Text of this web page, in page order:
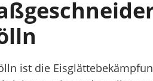
ist die